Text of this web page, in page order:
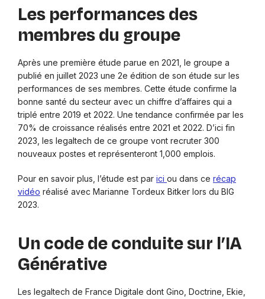
Les performances des
membres du groupe
Après une première étude parue en 2021, le groupe a
publié en juillet 2023 une 2e édition de son étude sur les
performances de ses membres. Cette étude confirme la
bonne santé du secteur avec un chiffre d’affaires qui a
triplé entre 2019 et 2022. Une tendance confirmée par les
70% de croissance réalisés entre 2021 et 2022. D’ici fin
2023, les legaltech de ce groupe vont recruter 300
nouveaux postes et représenteront 1,000 emplois.
Pour en savoir plus, l’étude est par ici ou dans ce récap
vidéo réalisé avec Marianne Tordeux Bitker lors du BIG
2023.
Un code de conduite sur l’IA
Générative
Les legaltech de France Digitale dont Gino, Doctrine, Ekie,